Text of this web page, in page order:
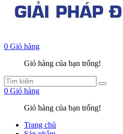
0 Giỏ hàng
Giỏ hàng của bạn trống!
0 Giỏ hàng
Giỏ hàng của bạn trống!
Trang chủ